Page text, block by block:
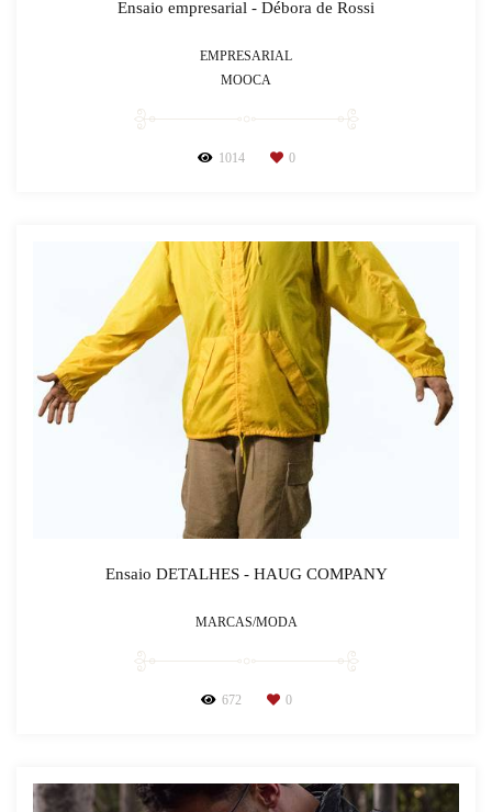
Ensaio empresarial - Débora de Rossi
EMPRESARIAL
MOOCA
1014 0
Ensaio DETALHES - HAUG COMPANY
MARCAS/MODA
672 0